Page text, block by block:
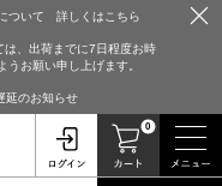
ついて 詳しくはこちら
は、出荷までに7日程度お時
お願い申し上げます。
延のお知らせ
0